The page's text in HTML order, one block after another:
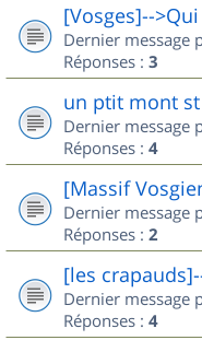
[Vosges]--
Dernier message
Réponses : 3
un ptit mont
Dernier message
Réponses : 4
[Massif
Dernier message
Réponses : 2
[les
Dernier message
Réponses : 4